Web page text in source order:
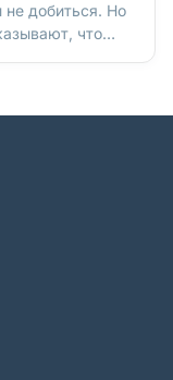
не добиться. Но
что